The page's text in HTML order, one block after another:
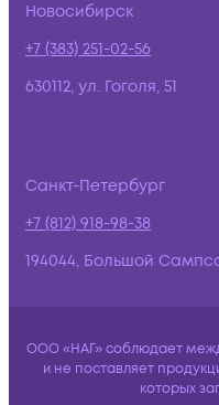
Новосибирск
+7 (383) 251-02-56
630112, ул. Гоголя, 51
Санкт-Петербург
+7 (812) 918-98-38
194044, Большой
ООО «НАГ» соблюдает
и не поставляет
которых